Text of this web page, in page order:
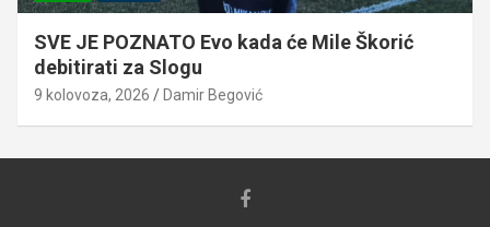
SVE JE POZNATO Evo kada će Mile Škorić
debitirati za Slogu
9 kolovoza, 2026 Damir Begović